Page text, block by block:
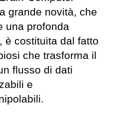
grande novità, che
una profonda
è costituita dal fatto
che trasforma il
flusso di dati
e